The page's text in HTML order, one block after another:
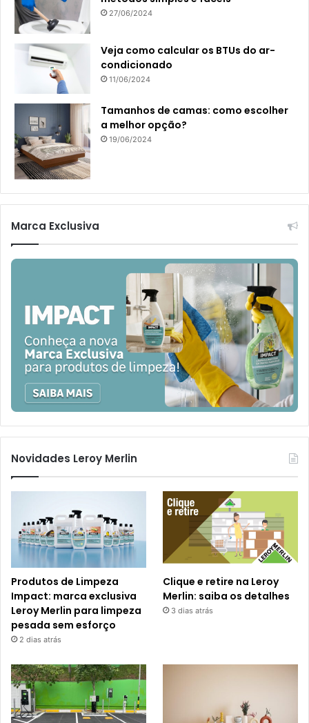
27/06/2024
Veja como calcular os BTUs do ar-
condicionado
11/06/2024
Tamanhos de camas: como escolher
a melhor opção?
19/06/2024
Marca Exclusiva
Novidades Leroy Merlin
Produtos de Limpeza
Impact: marca exclusiva
Leroy Merlin para limpeza
pesada sem esforço
2 dias atrás
Clique e retire na Leroy
Merlin: saiba os detalhes
3 dias atrás